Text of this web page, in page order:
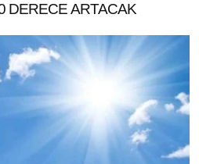
DERECE ARTACAK